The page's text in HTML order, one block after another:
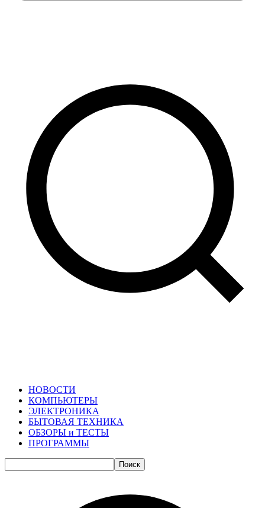
НОВОСТИ
КОМПЬЮТЕРЫ
ЭЛЕКТРОНИКА
БЫТОВАЯ ТЕХНИКА
ОБЗОРЫ и ТЕСТЫ
ПРОГРАММЫ
Поиск